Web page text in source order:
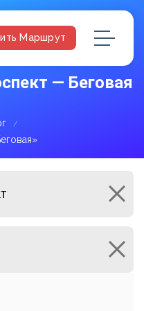
Маршрут
— Беговая